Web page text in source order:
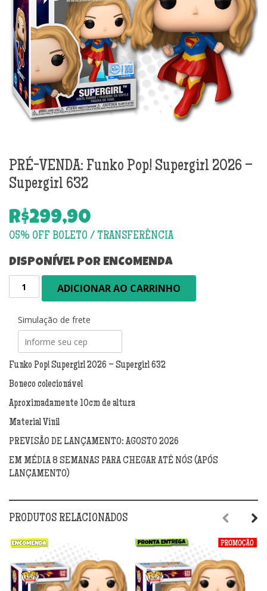
PRÉ-VENDA: Funko Pop! Supergirl 2026 –
Supergirl 632
R$299,90
DISPONÍVEL POR ENCOMENDA
PRÉ-
VENDA:
Pop!
Supergirl
2026
-
Supergirl
632
quantidade
ADICIONAR AO CARRINHO
Simulação de frete
Funko Pop! Supergirl 2026 – Supergirl 632
Boneco colecionável
Aproximadamente 10cm de altura
Material Vinil
PREVISÃO DE LANÇAMENTO: AGOSTO 2026
EM MÉDIA 8 SEMANAS PARA CHEGAR ATÉ NÓS (APÓS
LANÇAMENTO)
PRODUTOS RELACIONADOS
Previous
Next